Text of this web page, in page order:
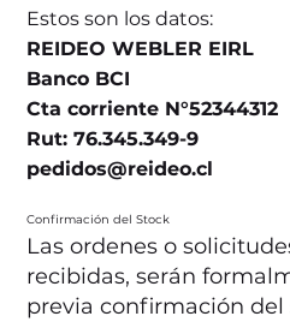
Estos son los datos:
REIDEO WEBLER EIRL
Banco BCI
Cta corriente N°52344312
Rut: 76.345.349-9
pedidos@reideo.cl
Confirmación del Stock
Las ordenes o
recibidas, serán
previa confirmación